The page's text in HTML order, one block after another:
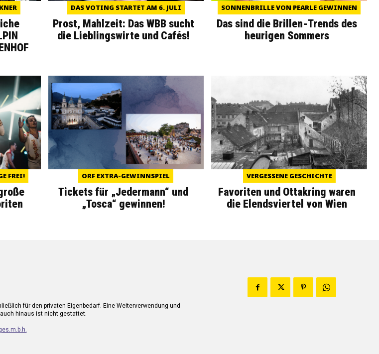
DAS VOTING STARTET AM 6. JULI
Prost, Mahlzeit: Das WBB sucht
die Lieblingswirte und Cafés!
SONNENBRILLE VON PEARLE GEWINNEN
Das sind die Brillen-Trends des
heurigen Sommers
FREI! ORF EXTRA-GEWINNSPIEL
Tickets für „Jedermann“ und
„Tosca“ gewinnen!
VERGESSENE GESCHICHTE
Favoriten und Ottakring waren
die Elendsviertel von Wien
für den privaten Eigenbedarf. Eine Weiterverwendung und
hinaus ist nicht gestattet.